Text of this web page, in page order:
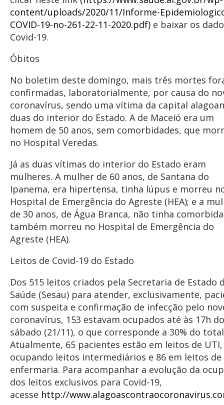
content/uploads/2020/11/Informe-
COVID-19-no-261-22-11-2020.pdf) e baixar os
Covid-19.
Óbitos
No boletim deste domingo, mais três mortes
confirmadas, laboratorialmente, por causa do
coronavírus, sendo uma vítima da capital
duas do interior do Estado. A de Maceió era um
homem de 50 anos, sem comorbidades, que
no Hospital Veredas.
Já as duas vítimas do interior do Estado eram
mulheres. A mulher de 60 anos, de Santana do
Ipanema, era hipertensa, tinha lúpus e morreu
Hospital de Emergência do Agreste (HEA); e a
de 30 anos, de Água Branca, não tinha
também morreu no Hospital de Emergência do
Agreste (HEA).
Leitos de Covid-19 do Estado
Dos 515 leitos criados pela Secretaria de Estado
Saúde (Sesau) para atender, exclusivamente,
com suspeita e confirmação de infecção pelo
coronavírus, 153 estavam ocupados até às 17h do
sábado (21/11), o que corresponde a 30% do
Atualmente, 65 pacientes estão em leitos de UTI,
ocupando leitos intermediários e 86 em leitos de
enfermaria. Para acompanhar a evolução da
dos leitos exclusivos para Covid-19,
acesse http://